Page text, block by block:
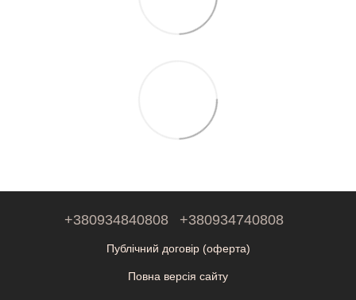
+380934840808 +380934740808
Публічний договір (оферта)
Повна версія сайту